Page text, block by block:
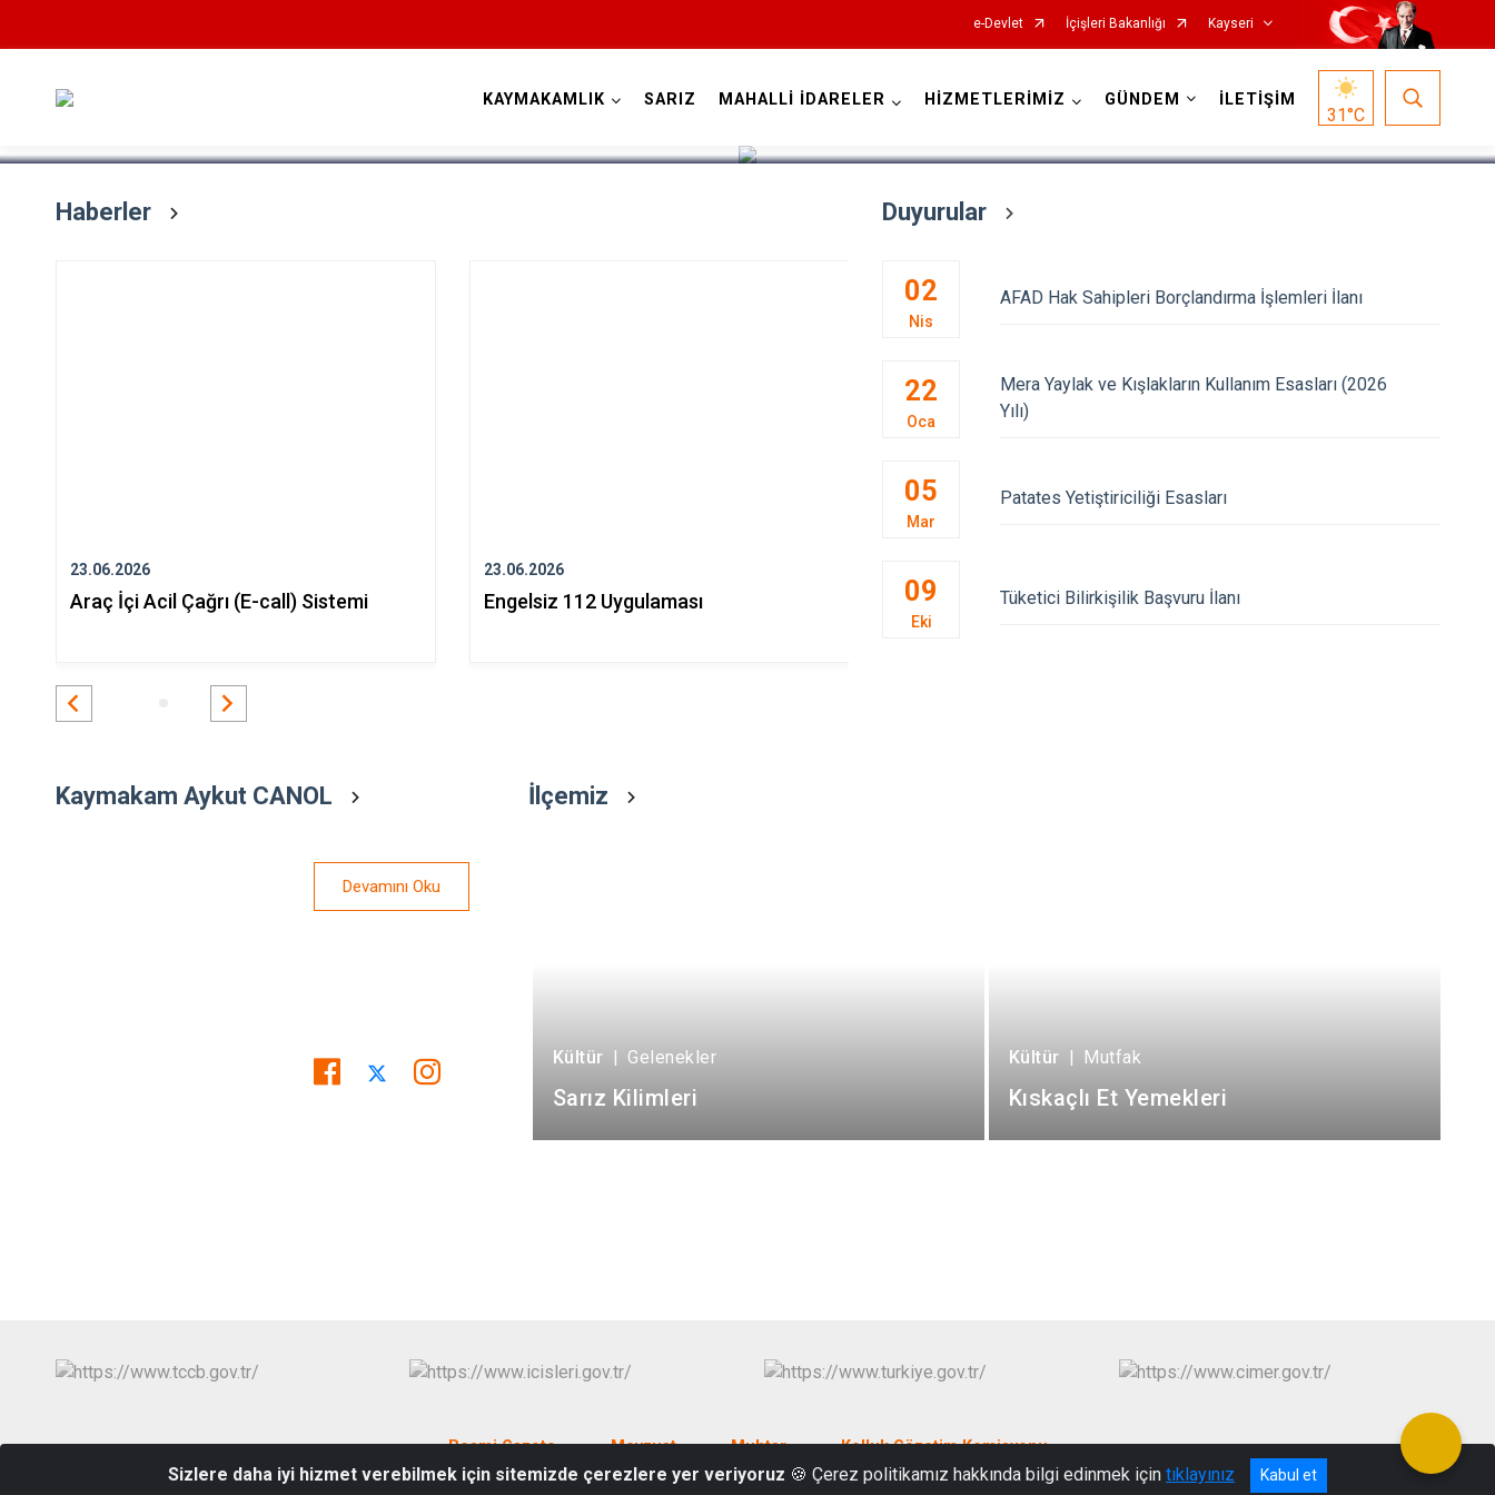
e-Devlet İçişleri Bakanlığı Kayseri
Akkışla
Develi
Hacılar
İncesu
Melikgazi
Yeşilhisar
KAYMAKAMLIK SARIZ MAHALLİ İDARELER HİZMETLERİMİZ GÜNDEM İLETİŞİM
31°C
Haberler
23.06.2026
Araç İçi Acil Çağrı (E-call) Sistemi
23.06.2026
Engelsiz 112 Uygulaması
Türkiye'nin Ritmi: Hikayemiz Yarım
Kalmayacak
Duyurular
02
Nis
AFAD Hak Sahipleri Borçlandırma İşlemleri İlanı
22
Oca
Mera Yaylak ve Kışlakların Kullanım Esasları (2026
Yılı)
05
Mar
Patates Yetiştiriciliği Esasları
09
Eki
Tüketici Bilirkişilik Başvuru İlanı
Kaymakam Aykut CANOL
Devamını Oku
İlçemiz
Kültür | Gelenekler
Sarız Kilimleri
Kültür | Mutfak
Kıskaçlı Et Yemekleri
Resmi Gazete Mevzuat Muhtar Kolluk Gözetim Komisyonu
Sizlere daha iyi hizmet verebilmek için sitemizde çerezlere yer veriyoruz 🍪 Çerez politikamız hakkında bilgi edinmek için tıklayınız Kabul et